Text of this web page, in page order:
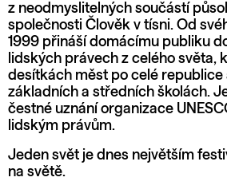
z neodmyslitelných součástí
společnosti Člověk v tísni. Od
1999 přináší domácímu publiku
lidských právech z celého světa,
desítkách měst po celé republice
základních a středních školách.
čestné uznání organizace
lidským právům.
Jeden svět je dnes největším
na světě.